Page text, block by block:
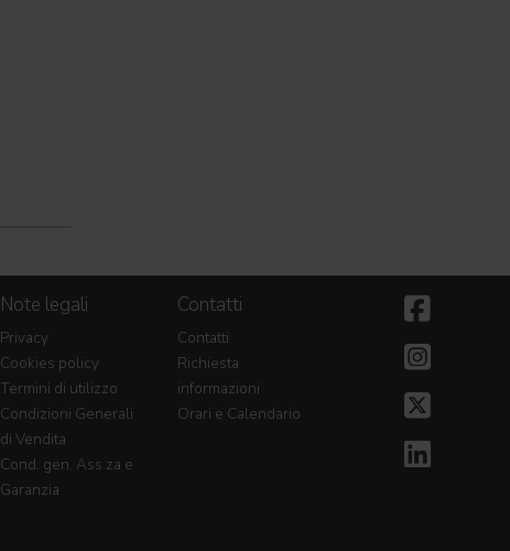
Note legali
Privacy
Cookies policy
Termini di utilizzo
Condizioni Generali
di Vendita
Cond. gen. Ass.za e
Garanzia
Contatti
Contatti
Richiesta
informazioni
Orari e Calendario